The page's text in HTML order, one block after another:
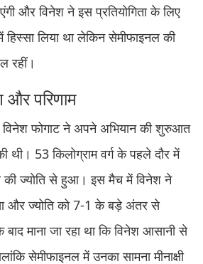
और विनेश ने इस प्रतियोगिता के लिए
हिस्सा लिया था लेकिन सेमीफाइनल की
रहीं।
और परिणाम
विनेश फोगाट ने अपने अभियान की शुरुआत
थी। 53 किलोग्राम वर्ग के पहले दौर में
की ज्योति से हुआ। इस मैच में विनेश ने
और ज्योति को 7-1 के बड़े अंतर से
माना जा रहा था कि विनेश आसानी से
सेमीफाइनल में उनका सामना मीनाक्षी